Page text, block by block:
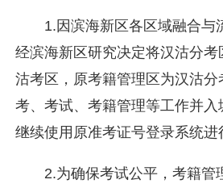
1.因滨海新区各区域融合与
经滨海新区研究决定将汉沽分
沽考区，原考籍管理区为汉沽分
考、考试、考籍管理等工作并
继续使用原准考证号登录系统进
2.为确保考试公平，考籍管